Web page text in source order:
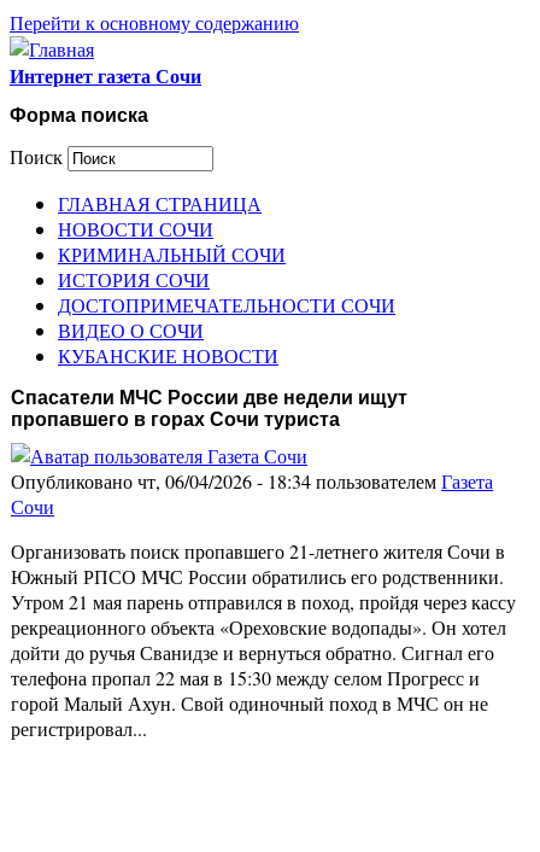
Перейти к основному содержанию
Интернет газета Сочи
Форма поиска
Поиск
ГЛАВНАЯ СТРАНИЦА
НОВОСТИ СОЧИ
КРИМИНАЛЬНЫЙ СОЧИ
ИСТОРИЯ СОЧИ
ДОСТОПРИМЕЧАТЕЛЬНОСТИ СОЧИ
ВИДЕО О СОЧИ
КУБАНСКИЕ НОВОСТИ
Спасатели МЧС России две недели ищут
пропавшего в горах Сочи туриста
Опубликовано чт, 06/04/2026 - 18:34 пользователемГазета
Сочи
Организовать поиск пропавшего 21-летнего жителя Сочи в
Южный РПСО МЧС России обратились его родственники.
Утром 21 мая парень отправился в поход, пройдя через кассу
рекреационного объекта «Ореховские водопады». Он хотел
дойти до ручья Сванидзе и вернуться обратно. Сигнал его
телефона пропал 22 мая в 15:30 между селом Прогресс и
горой Малый Ахун. Свой одиночный поход в МЧС он не
регистрировал...